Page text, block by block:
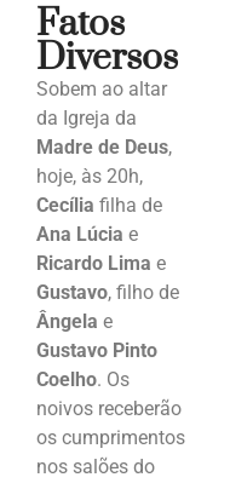
Fatos
Diversos
Sobem ao altar
da Igreja da
Madre de Deus,
hoje, às 20h,
Cecília filha de
Ana Lúcia e
Ricardo Lima e
Gustavo, filho de
Ângela e
Gustavo Pinto
Coelho. Os
noivos receberão
os cumprimentos
nos salões do